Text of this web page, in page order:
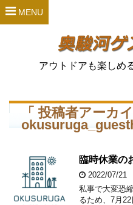
MENU
アウトドアも楽しめ
「 投稿者アーカ
臨時休業の
2022/07/21
私事で大変恐
るため、7月